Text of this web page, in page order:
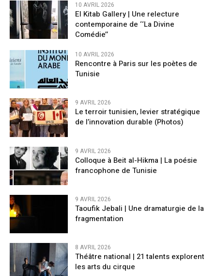
10 AVRIL 2026
El Kitab Gallery | Une relecture
contemporaine de ‘‘La Divine
Comédie’’
10 AVRIL 2026
Rencontre à Paris sur les poètes de
Tunisie
9 AVRIL 2026
Le terroir tunisien, levier stratégique
de l’innovation durable (Photos)
9 AVRIL 2026
Colloque à Beit al-Hikma | La poésie
francophone de Tunisie
9 AVRIL 2026
Taoufik Jebali | Une dramaturgie de la
fragmentation
8 AVRIL 2026
Théâtre national | 21 talents explorent
les arts du cirque